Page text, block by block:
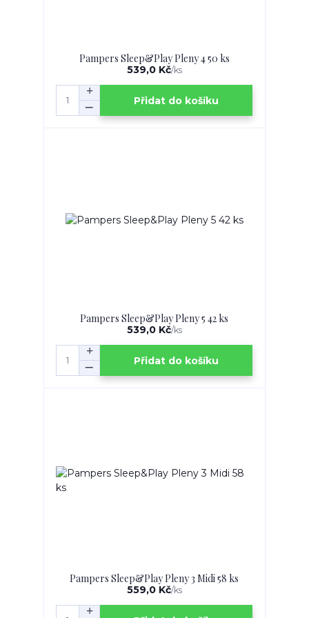
Pampers Sleep&Play Pleny 4 50 ks
539,0 Kč/ks
Přidat do košíku
Pampers Sleep&Play Pleny 5 42 ks
539,0 Kč/ks
Přidat do košíku
Pampers Sleep&Play Pleny 3 Midi 58 ks
559,0 Kč/ks